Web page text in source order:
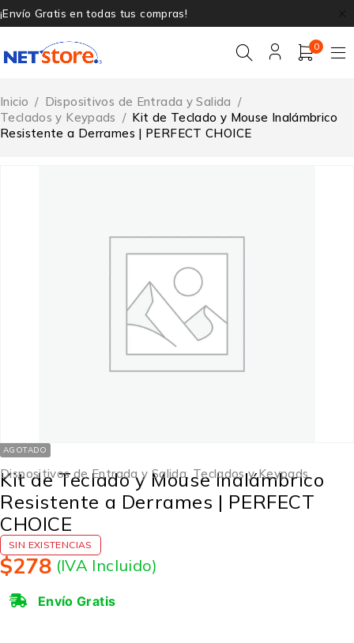
¡Envío Gratis en todas tus compras!
0
Inicio / Dispositivos de Entrada y Salida /
Teclados y Keypads / Kit de Teclado y Mouse Inalámbrico
Resistente a Derrames | PERFECT CHOICE
AGOTADO
Dispositivos de Entrada y Salida,Teclados y Keypads
Kit de Teclado y Mouse Inalámbrico
Resistente a Derrames | PERFECT
CHOICE
SIN EXISTENCIAS
$278 (IVA Incluido)
Envío Gratis